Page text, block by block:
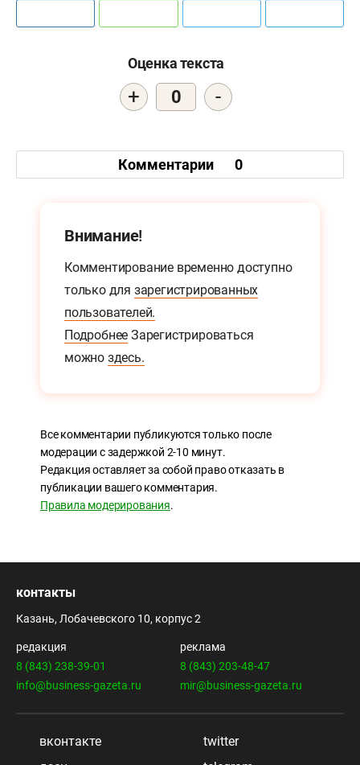
Оценка текста
+ 0 -
Комментарии 0
Внимание!
Комментирование временно доступно
только для зарегистрированных
пользователей.
Подробнее Зарегистрироваться
можно здесь.
Все комментарии публикуются только после
модерации с задержкой 2-10 минут.
Редакция оставляет за собой право отказать в
публикации вашего комментария.
Правила модерирования.
контакты
Казань, Лобачевского 10, корпус 2
редакция
8 (843) 238-39-01
info@business-gazeta.ru
реклама
8 (843) 203-48-47
mir@business-gazeta.ru
вконтакте
twitter